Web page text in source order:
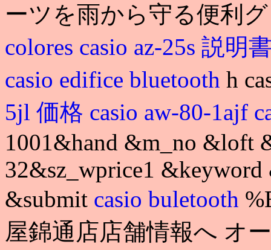
ーツを雨から守る便利
colores casio az-25s 説明
casio edifice bluetooth h
5jl 価格 casio aw-80-1ajf
1001&hand &m_no &loft
32&sz_wprice1
&submit casio buletooth
屋錦通店店舗情報へ オ